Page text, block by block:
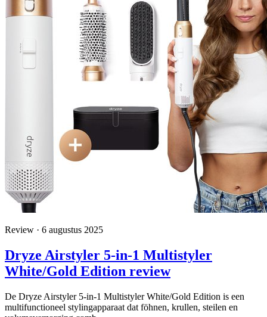
Review · 6 augustus 2025
Dryze Airstyler 5-in-1 Multistyler
White/Gold Edition review
De Dryze Airstyler 5-in-1 Multistyler White/Gold Edition is een
multifunctioneel stylingapparaat dat föhnen, krullen, steilen en